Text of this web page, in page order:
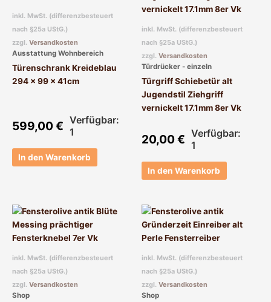
inkl. MwSt. (differenzbesteuert
nach §25a UStG.)
zzgl. Versandkosten
Ausstattung Wohnbereich
Türenschrank Kreideblau
294 x 99 x 41cm
599,00€ Verfügbar:
1
In den Warenkorb
inkl. MwSt. (differenzbesteuert
nach §25a UStG.)
zzgl. Versandkosten
Türdrücker - einzeln
Türgriff Schiebetür alt
Jugendstil Ziehgriff
vernickelt 17.1mm 8er Vk
20,00€ Verfügbar:
1
In den Warenkorb
inkl. MwSt. (differenzbesteuert
nach §25a UStG.)
zzgl. Versandkosten
Shop
inkl. MwSt. (differenzbesteuert
nach §25a UStG.)
zzgl. Versandkosten
Shop